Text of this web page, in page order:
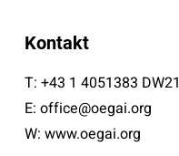
Kontakt
T: +43 1 4051383 DW21
E: office@oegai.org
W: www.oegai.org